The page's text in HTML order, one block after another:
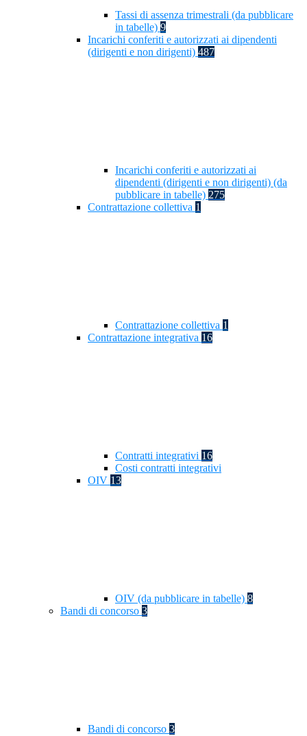
Tassi di assenza trimestrali (da pubblicare
in tabelle) 9
Incarichi conferiti e autorizzati ai dipendenti
(dirigenti e non dirigenti) 487
Incarichi conferiti e autorizzati ai
dipendenti (dirigenti e non dirigenti) (da
pubblicare in tabelle) 275
Contrattazione collettiva 1
Contrattazione collettiva 1
Contrattazione integrativa 16
Contratti integrativi 16
Costi contratti integrativi
OIV 13
OIV (da pubblicare in tabelle) 8
Bandi di concorso 3
Bandi di concorso 3